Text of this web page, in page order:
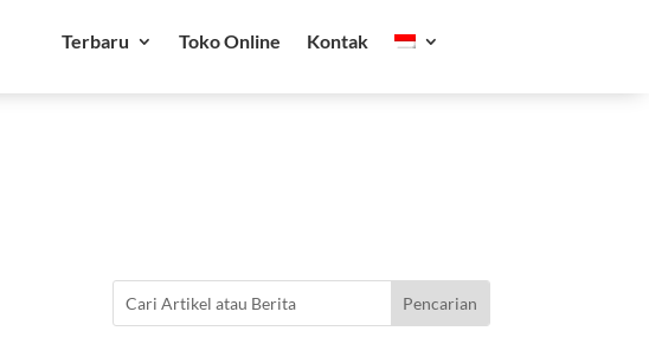
Terbaru Toko Online Kontak